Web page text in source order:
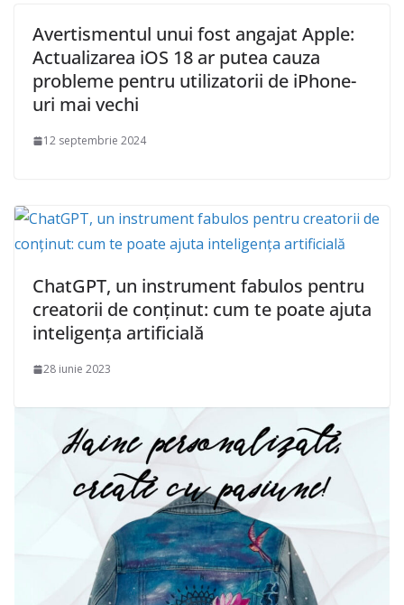
Avertismentul unui fost angajat Apple:
Actualizarea iOS 18 ar putea cauza
probleme pentru utilizatorii de iPhone-
uri mai vechi
12 septembrie 2024
ChatGPT, un instrument fabulos pentru
creatorii de conținut: cum te poate ajuta
inteligența artificială
28 iunie 2023